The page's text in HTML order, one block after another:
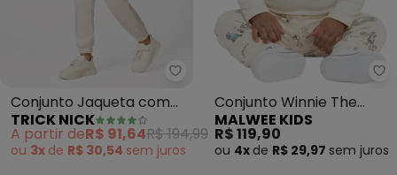
Trick Nick - Conjunto Jaqueta
Conjunto Jaqueta com
Capuz e Calça (Bege)
TRICK NICK
A partir deR$ 91,64R$ 194,99
ou 3x de R$ 30,54 sem juros
Conjunto Winnie The
Pooh® em Cotton (Off
White)
MALWEE KIDS
R$ 119,90
ou 4x de R$ 29,97 sem juros